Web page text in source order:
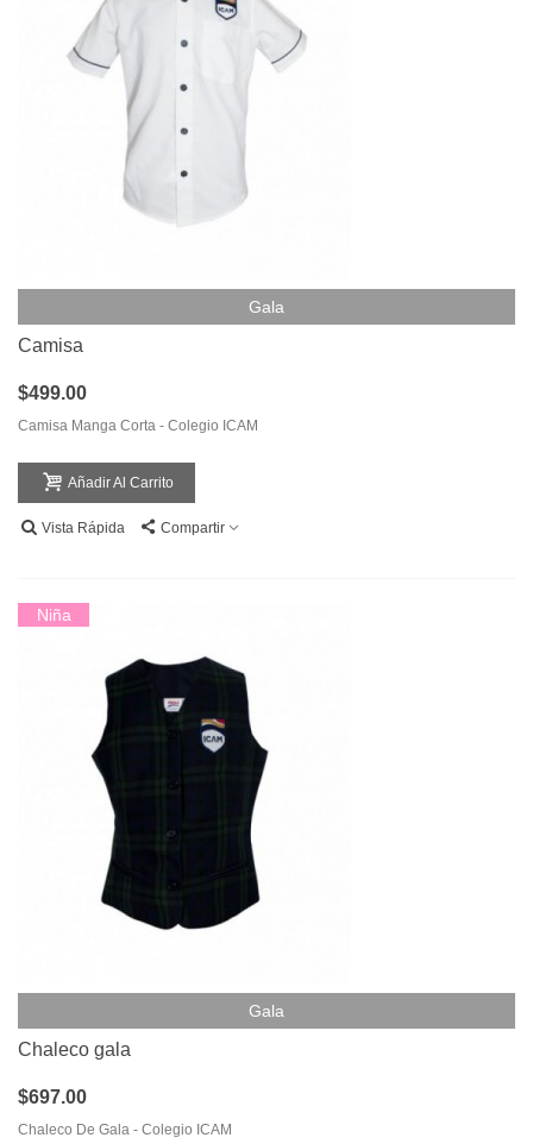
Gala
Camisa
$499.00
Camisa Manga Corta - Colegio ICAM
Añadir Al Carrito
Vista Rápida Compartir
Niña
Gala
Chaleco gala
$697.00
Chaleco De Gala - Colegio ICAM